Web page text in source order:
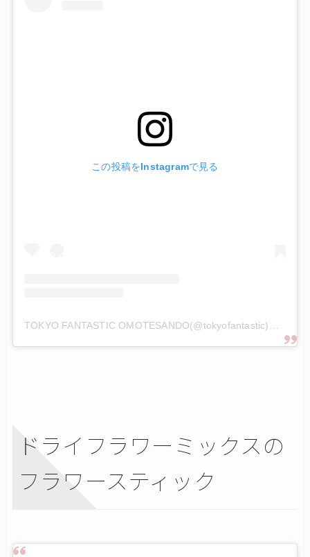
この投稿をInstagramで見る
TOKYO FANTASTIC OMOTESANDO(@tokyofantastic)がシェアした投稿
ドライフラワーミックスの
フラワースティック